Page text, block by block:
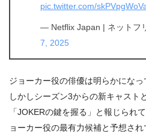
pic.twitter.com/
— Netflix Japan | ネットフ
7, 2025
ジョーカー役の俳優は明らかになっ
しかしシーズン3からの新キャスト
「JOKERの鍵を握る」と報じられ
ョーカー役の最有力候補と予想され